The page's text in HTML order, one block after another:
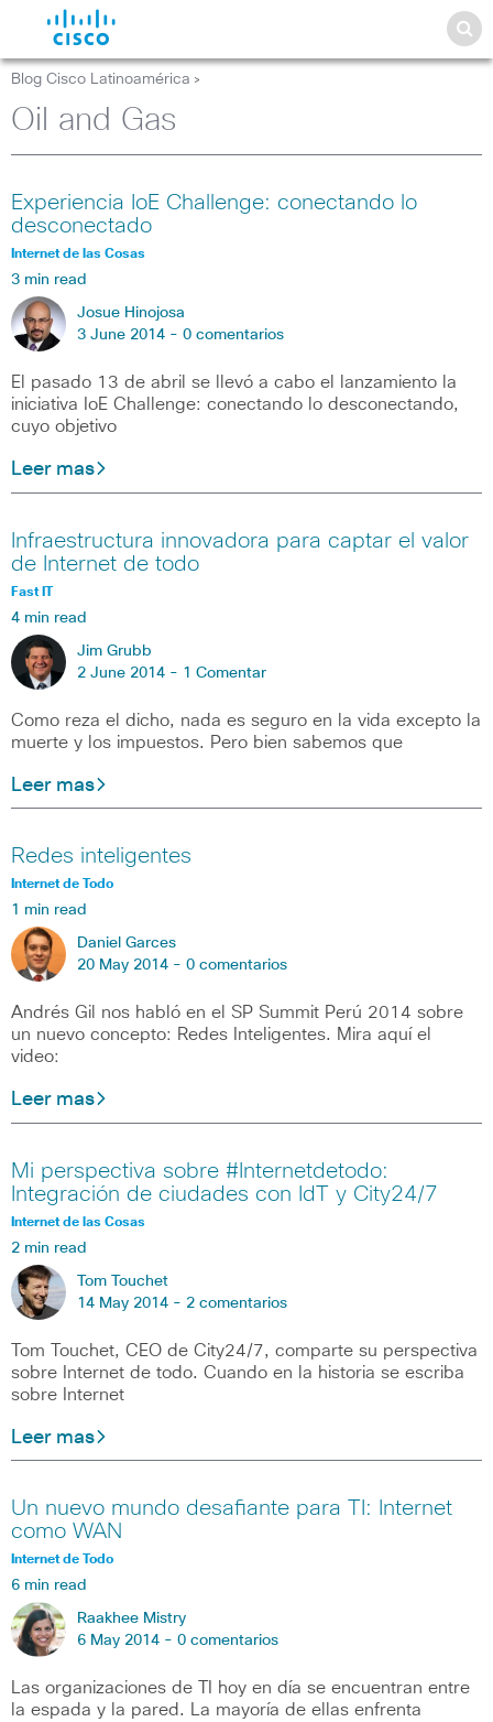
Blog Cisco Latinoamérica >
Oil and Gas
Experiencia IoE Challenge: conectando lo
desconectado
Internet de las Cosas
3 min read
Josue Hinojosa
3 June 2014 - 0 comentarios
El pasado 13 de abril se llevó a cabo el lanzamiento la
iniciativa IoE Challenge: conectando lo desconectando,
cuyo objetivo
Leer mas
Infraestructura innovadora para captar el valor
de Internet de todo
Fast IT
4 min read
Jim Grubb
2 June 2014 - 1 Comentar
Como reza el dicho, nada es seguro en la vida excepto la
muerte y los impuestos. Pero bien sabemos que
Leer mas
Redes inteligentes
Internet de Todo
1 min read
Daniel Garces
20 May 2014 - 0 comentarios
Andrés Gil nos habló en el SP Summit Perú 2014 sobre
un nuevo concepto: Redes Inteligentes. Mira aquí el
video:
Leer mas
Mi perspectiva sobre #Internetdetodo:
Integración de ciudades con IdT y City24/7
Internet de las Cosas
2 min read
Tom Touchet
14 May 2014 - 2 comentarios
Tom Touchet, CEO de City24/7, comparte su perspectiva
sobre Internet de todo. Cuando en la historia se escriba
sobre Internet
Leer mas
Un nuevo mundo desafiante para TI: Internet
como WAN
Internet de Todo
6 min read
Raakhee Mistry
6 May 2014 - 0 comentarios
Las organizaciones de TI hoy en día se encuentran entre
la espada y la pared. La mayoría de ellas enfrenta